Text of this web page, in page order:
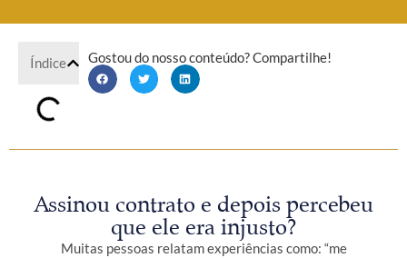
Índice Gostou do nosso conteúdo? Compartilhe!
Assinou contrato e depois percebeu
que ele era injusto?
Muitas pessoas relatam experiências como: “me